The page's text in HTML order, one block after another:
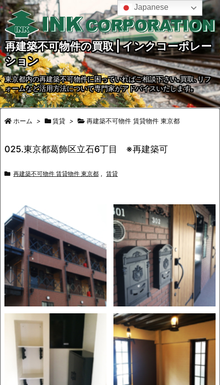
再建築不可物件の買取 | インクコーポレー
ション
東京都内の再建築不可物件に困っていればご相談下さい｡買取､リフ
ォームなど活用方法について専門家がアドバイスいたします｡
ホーム > 賃貸 > 再建築不可物件 賃貸物件 東京都
025.東京都葛飾区立石6丁目 ※再建築可
再建築不可物件 賃貸物件 東京都 , 賃貸
Japanese